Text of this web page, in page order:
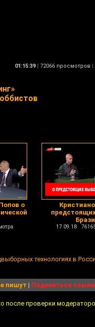
01:15:39 | 72066 просмотров |
о
17.09.18
технологиях в
пишут | Поделиться
после проверки